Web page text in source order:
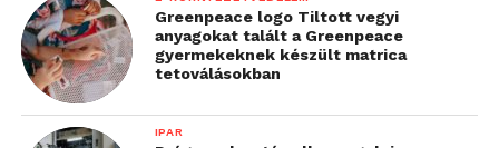
Greenpeace logo Tiltott vegyi
anyagokat talált a Greenpeace
gyermekeknek készült matrica
tetoválásokban
IPAR